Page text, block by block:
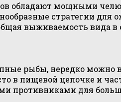
обладают мощными
стратегии для
выживаемость вида
рыбы, нередко можно
в пищевой цепочке и
противниками для